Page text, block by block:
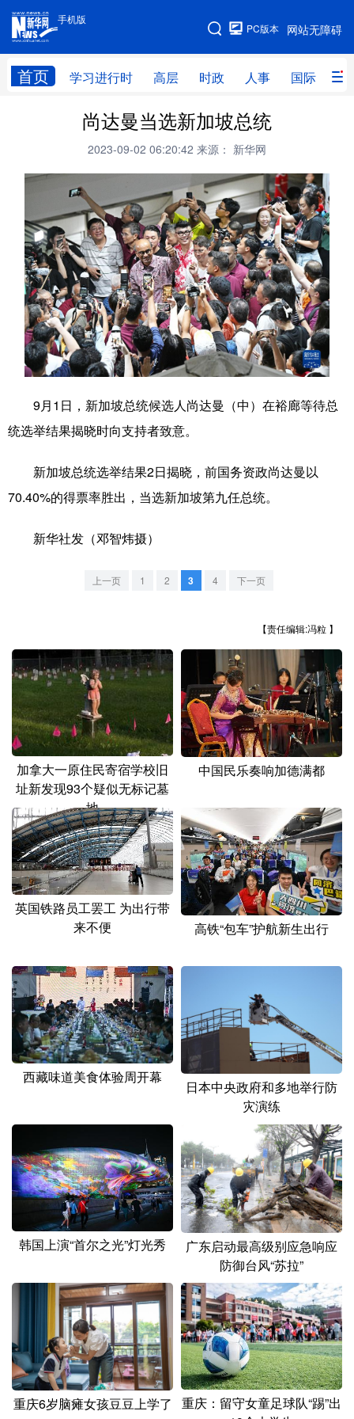
手机版
网站无障碍
PC版本
首页 学习进行时 高层 时政 人事 国际 财
手机版
网站地图
高层 时政
财经 网评
全球连线 教育
科技 科创 量子 体育
文化 书画 健康 军事
访谈 视频 图片 政务
法律 中央文件 金融 汽车
食品 人居 信息化 数字经济
辽宁 吉林 上海 江苏
浙江 安徽 福建 江西
山东 河南 湖北 湖南
广东 广西 海南 重庆
四川 贵州 云南 西藏
陕西 甘肃 青海 宁夏
新疆 内蒙古 黑龙江
多语种频道
Русский язык
Deutsch Português
尚达曼当选新加坡总统
2023-09-02 06:20:42 来源： 新华网
9月1日，新加坡总统候选人尚达曼（中）在裕廊等待总
统选举结果揭晓时向支持者致意。
新加坡总统选举结果2日揭晓，前国务资政尚达曼以
70.40%的得票率胜出，当选新加坡第九任总统。
新华社发（邓智炜摄）
上一页 1 2 3 4 下一页
【责任编辑:冯粒 】
加拿大一原住民寄宿学校旧
址新发现93个疑似无标记墓
地
中国民乐奏响加德满都
英国铁路员工罢工 为出行带
来不便
高铁“包车”护航新生出行
西藏味道美食体验周开幕
日本中央政府和多地举行防
灾演练
韩国上演“首尔之光”灯光秀
广东启动最高级别应急响应
防御台风“苏拉”
重庆6岁脑瘫女孩豆豆上学了
重庆：留守女童足球队“踢”出